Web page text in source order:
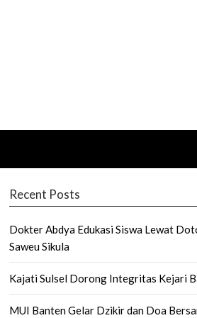
Recent Posts
Dokter Abdya Edukasi Siswa Lewat
Saweu Sikula
Kajati Sulsel Dorong Integritas Kejari
MUI Banten Gelar Dzikir dan Doa